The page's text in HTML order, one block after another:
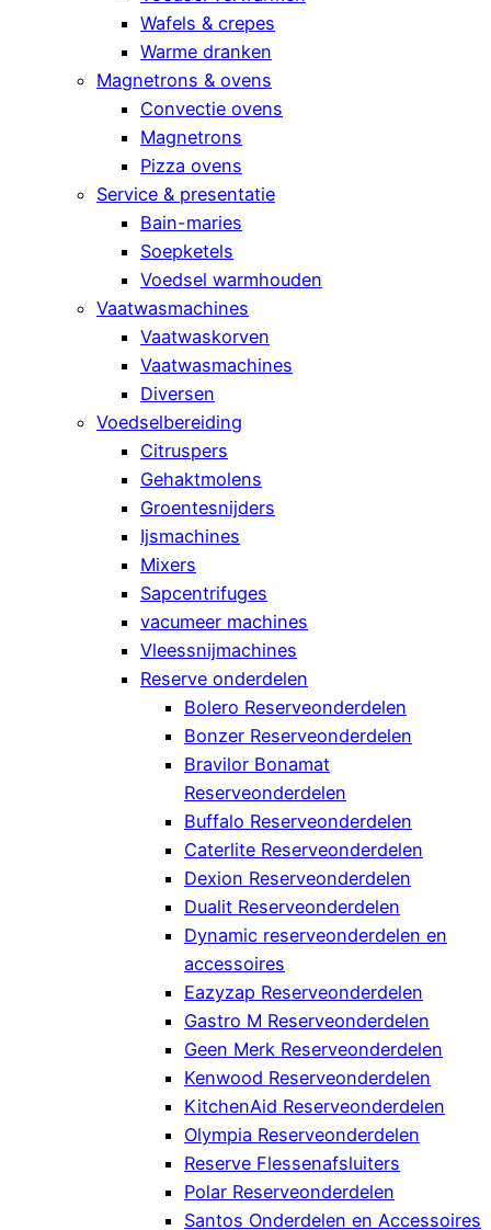
Wafels & crepes
Warme dranken
Magnetrons & ovens
Convectie ovens
Magnetrons
Pizza ovens
Service & presentatie
Bain-maries
Soepketels
Voedsel warmhouden
Vaatwasmachines
Vaatwaskorven
Vaatwasmachines
Diversen
Voedselbereiding
Citruspers
Gehaktmolens
Groentesnijders
Ijsmachines
Mixers
Sapcentrifuges
vacumeer machines
Vleessnijmachines
Reserve onderdelen
Bolero Reserveonderdelen
Bonzer Reserveonderdelen
Bravilor Bonamat
Reserveonderdelen
Buffalo Reserveonderdelen
Caterlite Reserveonderdelen
Dexion Reserveonderdelen
Dualit Reserveonderdelen
Dynamic reserveonderdelen en
accessoires
Eazyzap Reserveonderdelen
Gastro M Reserveonderdelen
Geen Merk Reserveonderdelen
Kenwood Reserveonderdelen
KitchenAid Reserveonderdelen
Olympia Reserveonderdelen
Reserve Flessenafsluiters
Polar Reserveonderdelen
Santos Onderdelen en Accessoires